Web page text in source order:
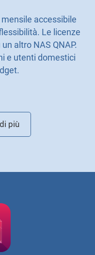
accessibile
Le licenze
altro NAS QNAP.
e utenti domestici
più